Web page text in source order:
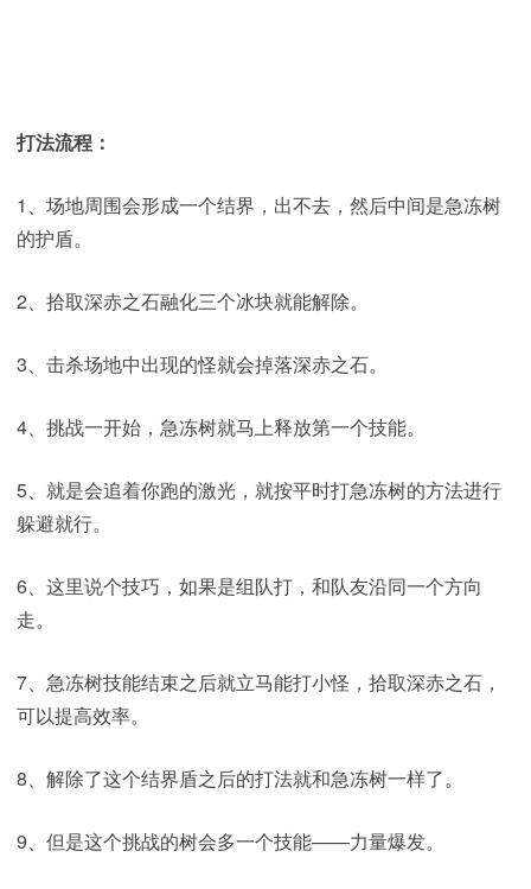
打法流程：
1、场地周围会形成一个结界，出不去，然后中间是急冻树
的护盾。
2、拾取深赤之石融化三个冰块就能解除。
3、击杀场地中出现的怪就会掉落深赤之石。
4、挑战一开始，急冻树就马上释放第一个技能。
5、就是会追着你跑的激光，就按平时打急冻树的方法进行
躲避就行。
6、这里说个技巧，如果是组队打，和队友沿同一个方向
走。
7、急冻树技能结束之后就立马能打小怪，拾取深赤之石，
可以提高效率。
8、解除了这个结界盾之后的打法就和急冻树一样了。
9、但是这个挑战的树会多一个技能——力量爆发。